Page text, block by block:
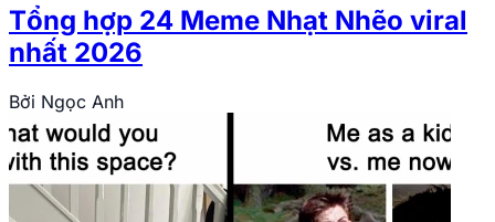
Tổng hợp 24 Meme Nhạt Nhẽo viral
nhất 2026
Bởi Ngọc Anh